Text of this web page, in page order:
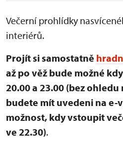
Večerní prohlídky
interiérů.
Projít si samostatně
až po věž bude možné
20.00 a 23.00 (bez ohledu
budete mít uvedeni na e-
možnost, kdy vstoupit
ve 22.30).